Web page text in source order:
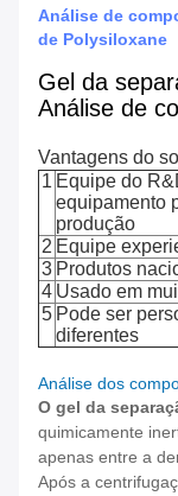
Análise de
de Polysiloxane
Gel da
Análise de
Vantagens do
1 Equipe do
equipamento
produção
2 Equipe
3 Produtos
4 Usado em
5 Pode ser
diferentes
Análise dos
O gel da
quimicamente
apenas entre a
Após a